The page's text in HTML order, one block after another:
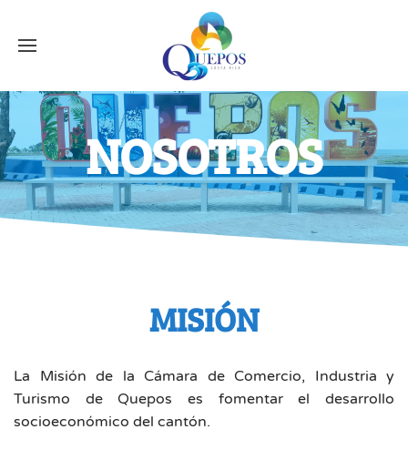
NOSOTROS
MISIÓN
La Misión de la Cámara de Comercio, Industria y
Turismo de Quepos es fomentar el desarrollo
socioeconómico del cantón.